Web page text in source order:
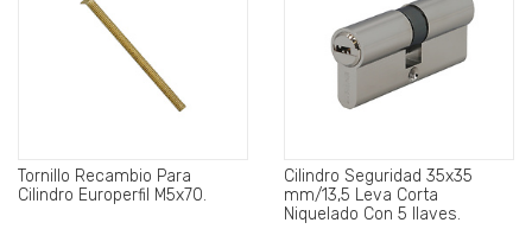
Tornillo Recambio Para
Cilindro Europerfil M5x70.
Cilindro Seguridad 35x35
mm/13,5 Leva Corta
Niquelado Con 5 llaves.